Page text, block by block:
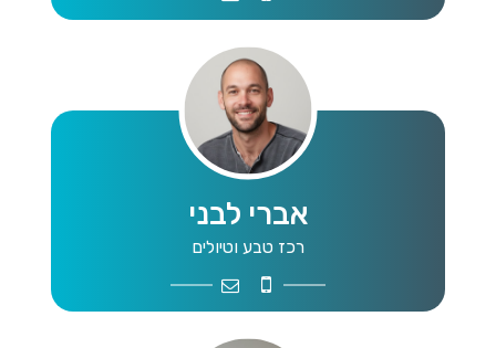
אברי לבני
רכז טבע וטיולים
050-9806013
avrimatnas@gmail.com